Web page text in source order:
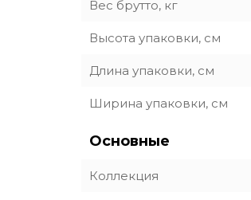
Вес брутто, кг
Высота упаковки, см
Длина упаковки, см
Ширина упаковки, см
Основные
Коллекция